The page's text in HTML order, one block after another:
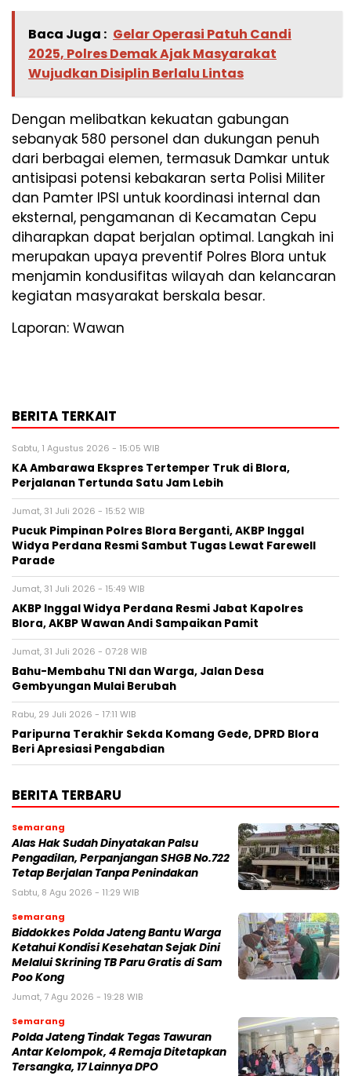
Baca Juga : Gelar Operasi Patuh Candi
2025, Polres Demak Ajak Masyarakat
Wujudkan Disiplin Berlalu Lintas
Dengan melibatkan kekuatan gabungan
sebanyak 580 personel dan dukungan penuh
dari berbagai elemen, termasuk Damkar untuk
antisipasi potensi kebakaran serta Polisi Militer
dan Pamter IPSI untuk koordinasi internal dan
eksternal, pengamanan di Kecamatan Cepu
diharapkan dapat berjalan optimal. Langkah ini
merupakan upaya preventif Polres Blora untuk
menjamin kondusifitas wilayah dan kelancaran
kegiatan masyarakat berskala besar.
Laporan: Wawan
BERITA TERKAIT
Sabtu, 1 Agustus 2026 - 15:05 WIB
KA Ambarawa Ekspres Tertemper Truk di Blora,
Perjalanan Tertunda Satu Jam Lebih
Jumat, 31 Juli 2026 - 15:52 WIB
Pucuk Pimpinan Polres Blora Berganti, AKBP Inggal
Widya Perdana Resmi Sambut Tugas Lewat Farewell
Parade
Jumat, 31 Juli 2026 - 15:49 WIB
AKBP Inggal Widya Perdana Resmi Jabat Kapolres
Blora, AKBP Wawan Andi Sampaikan Pamit
Jumat, 31 Juli 2026 - 07:28 WIB
Bahu-Membahu TNI dan Warga, Jalan Desa
Gembyungan Mulai Berubah
Rabu, 29 Juli 2026 - 17:11 WIB
Paripurna Terakhir Sekda Komang Gede, DPRD Blora
Beri Apresiasi Pengabdian
BERITA TERBARU
Semarang
Alas Hak Sudah Dinyatakan Palsu
Pengadilan, Perpanjangan SHGB No.722
Tetap Berjalan Tanpa Penindakan
Sabtu, 8 Agu 2026 - 11:29 WIB
Semarang
Biddokkes Polda Jateng Bantu Warga
Ketahui Kondisi Kesehatan Sejak Dini
Melalui Skrining TB Paru Gratis di Sam
Poo Kong
Jumat, 7 Agu 2026 - 19:28 WIB
Semarang
Polda Jateng Tindak Tegas Tawuran
Antar Kelompok, 4 Remaja Ditetapkan
Tersangka, 17 Lainnya DPO